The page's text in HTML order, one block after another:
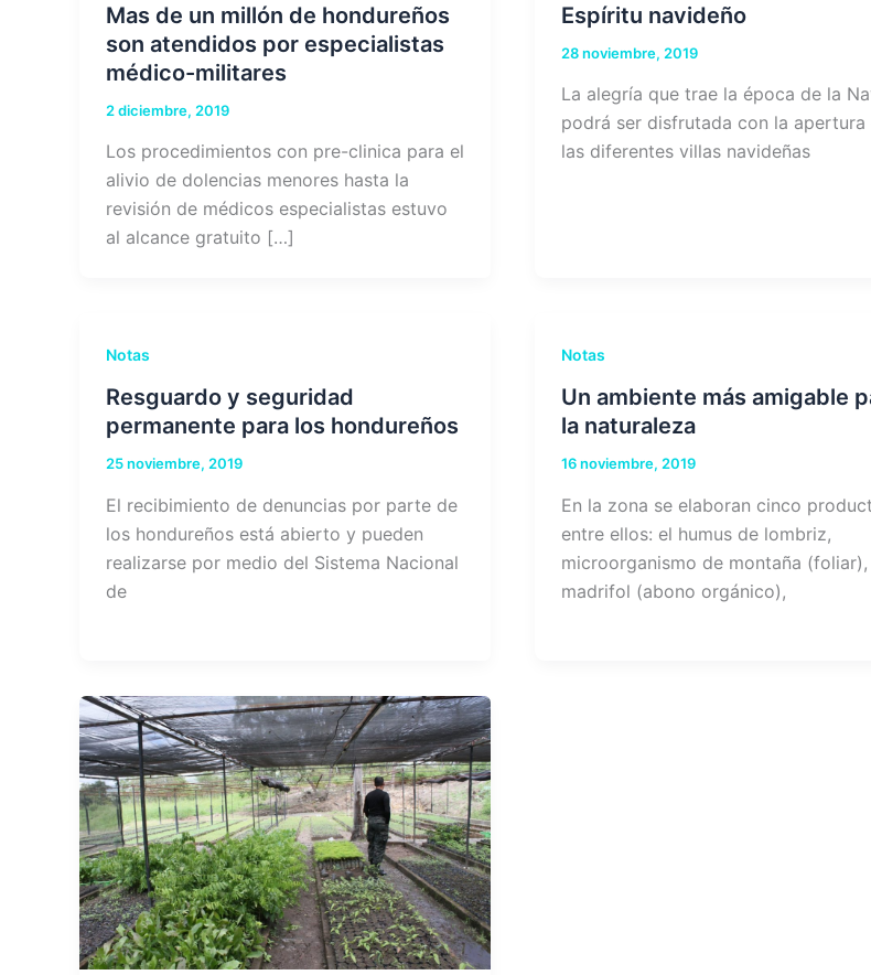
Mas de un millón de hondureños
son atendidos por especialistas
médico-militares
2 diciembre, 2019
Los procedimientos con pre-clinica para el
alivio de dolencias menores hasta la
revisión de médicos especialistas estuvo
al alcance gratuito […]
Espíritu navideño
28 noviembre, 2019
La alegría que trae la época de la
podrá ser disfrutada con la apertura
las diferentes villas navideñas
Notas
Resguardo y seguridad
permanente para los hondureños
25 noviembre, 2019
El recibimiento de denuncias por parte de
los hondureños está abierto y pueden
realizarse por medio del Sistema Nacional
de
Notas
Un ambiente más amigable
la naturaleza
16 noviembre, 2019
En la zona se elaboran cinco
entre ellos: el humus de lombriz,
microorganismo de montaña (foliar),
madrifol (abono orgánico),